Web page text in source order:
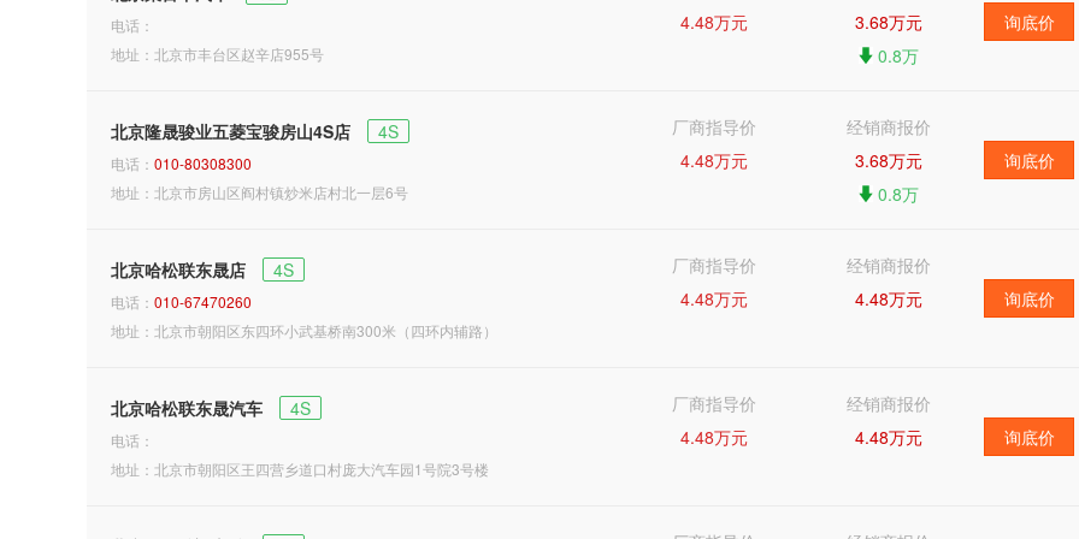
电话：
地址：北京市丰台区赵辛店955号
4.48万元
3.68万元
0.8万
询底价
北京隆晟骏业五菱宝骏房山4S店 4S
电话： 010-80308300
地址：北京市房山区阎村镇炒米店村北一层6号
厂商指导价
4.48万元
经销商报价
3.68万元
0.8万
询底价
北京哈松联东晟店 4S
电话： 010-67470260
地址：北京市朝阳区东四环小武基桥南300米（四环内辅路）
厂商指导价
4.48万元
经销商报价
4.48万元
询底价
北京哈松联东晟汽车 4S
电话：
地址：北京市朝阳区王四营乡道口村庞大汽车园1号院3号楼
厂商指导价
4.48万元
经销商报价
4.48万元
询底价